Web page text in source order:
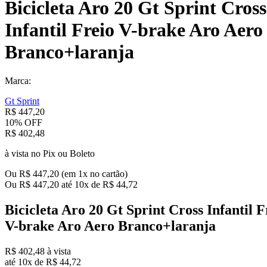
Bicicleta Aro 20 Gt Sprint Cross
Infantil Freio V-brake Aro Aero
Branco+laranja
Marca:
Gt Sprint
R$ 447,20
10% OFF
R$ 402,48
à vista no Pix ou Boleto
Ou R$ 447,20 (em 1x no cartão)
Ou R$ 447,20 até 10x de R$ 44,72
Bicicleta Aro 20 Gt Sprint Cross Infantil
V-brake Aro Aero Branco+laranja
R$ 402,48 à vista
até 10x de R$ 44,72